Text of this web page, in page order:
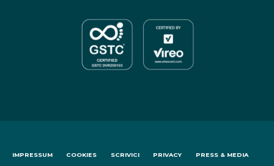
IMPRESSUM COOKIES SCRIVICI PRIVACY PRESS & MEDIA